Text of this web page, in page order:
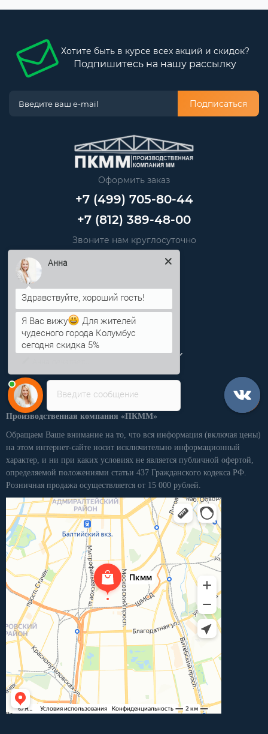
Хотите быть в курсе всех акций и скидок?
Подпишитесь на нашу рассылку
Подписаться
Оформить заказ
+7 (499) 705-80-44
+7 (812) 389-48-00
Звоните нам круглосуточно
info@pkmm.ru
Информация
Категории
Личный кабинет
Производственная компания «ПКММ»
Обращаем Ваше внимание на то, что вся информация (включая цены)
на этом интернет-сайте носит исключительно информационный
характер, и ни при каких условиях не является публичной офертой,
определяемой положениями статьи 437 Гражданского кодекса РФ.
Розничная продажа осуществляется от 15 000 рублей.
Введите сообщение
Здравствуйте, хороший гость!
Я Вас вижу
Для жителей
чудесного города Колумбус
сегодня скидка 5%